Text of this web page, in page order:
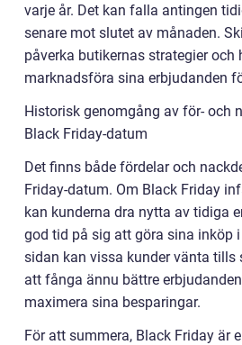
varje år. Det kan falla antingen
senare mot slutet av månaden.
påverka butikernas strategier och
marknadsföra sina erbjudanden
Historisk genomgång av för- och
Black Friday-datum
Det finns både fördelar och
Friday-datum. Om Black Friday
kan kunderna dra nytta av tidiga
god tid på sig att göra sina inköp
sidan kan vissa kunder vänta tills
att fånga ännu bättre
maximera sina besparingar.
För att summera, Black Friday är